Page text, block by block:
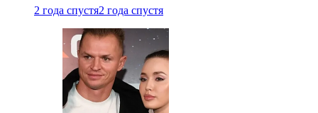
2 года спустя2 года спустя